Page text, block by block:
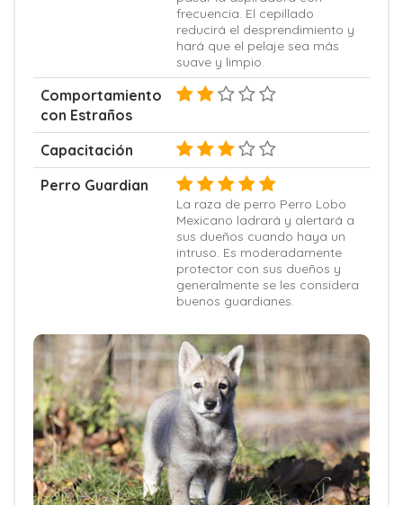
frecuencia. El cepillado
reducirá el desprendimiento y
hará que el pelaje sea más
suave y limpio.
Comportamiento
con Estraños
Capacitación
Perro Guardian
La raza de perro Perro Lobo
Mexicano ladrará y alertará a
sus dueños cuando haya un
intruso. Es moderadamente
protector con sus dueños y
generalmente se les considera
buenos guardianes.